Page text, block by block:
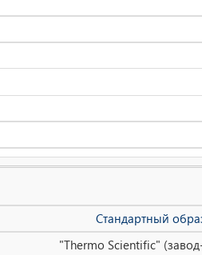
Стандартный
"Thermo Scientific"